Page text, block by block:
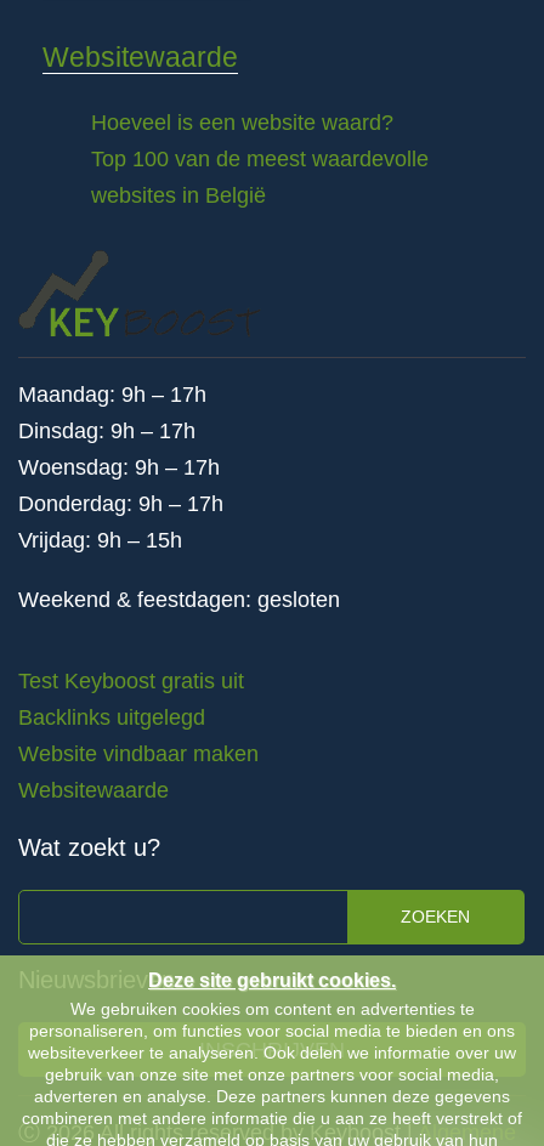
Websitewaarde
Hoeveel is een website waard?
Top 100 van de meest waardevolle
websites in België
Maandag: 9h – 17h
Dinsdag: 9h – 17h
Woensdag: 9h – 17h
Donderdag: 9h – 17h
Vrijdag: 9h – 15h
Weekend & feestdagen: gesloten
Test Keyboost gratis uit
Backlinks uitgelegd
Website vindbaar maken
Websitewaarde
Wat zoekt u?
ZOEKEN
Nieuwsbrieven
INSCHRIJVEN
Ⓒ 2026 All rights reserved by Keyboost |Algemene
Deze site gebruikt cookies.
We gebruiken cookies om content en advertenties te
personaliseren, om functies voor social media te bieden en ons
websiteverkeer te analyseren. Ook delen we informatie over uw
gebruik van onze site met onze partners voor social media,
adverteren en analyse. Deze partners kunnen deze gegevens
combineren met andere informatie die u aan ze heeft verstrekt of
die ze hebben verzameld op basis van uw gebruik van hun